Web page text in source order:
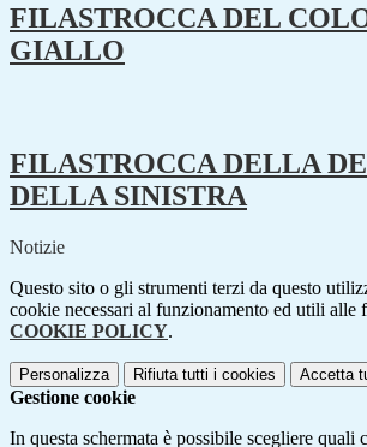
FILASTROCCA DEL
GIALLO
FILASTROCCA DELLA
DELLA SINISTRA
Notizie
Questo sito o gli strumenti terzi da questo
cookie necessari al funzionamento ed utili alle
COOKIE POLICY.
Personalizza Rifiuta tutti i cookies Accetta
Gestione cookie
In questa schermata è possibile scegliere quali